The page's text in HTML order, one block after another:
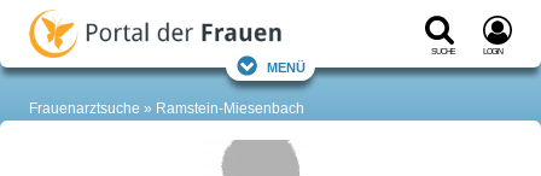
Suche Login
Menü
Frauenarztsuche Ramstein-Miesenbach